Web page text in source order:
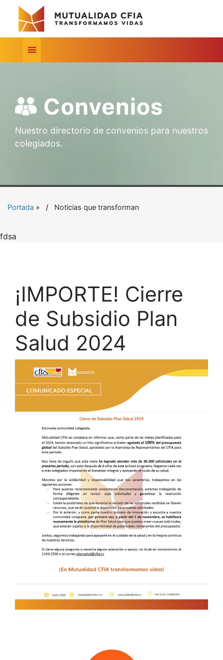
Convenios
Nuestro directorio de convenios para nuestros
colegiados.
Portada » Noticias que transforman
fdsa
¡IMPORTE! Cierre
de Subsidio Plan
Salud 2024